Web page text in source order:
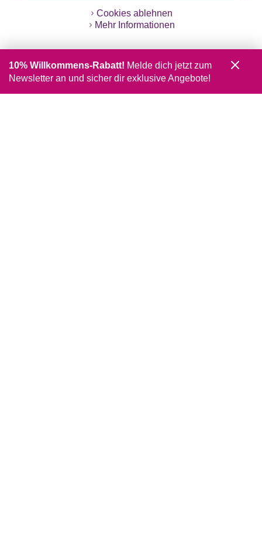
Cookies ablehnen
Mehr Informationen
10% Willkommens-Rabatt! Melde dich jetzt zum
Newsletter an und sicher dir exklusive Angebote!